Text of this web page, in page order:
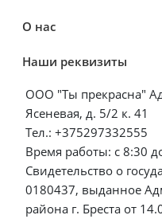
О нас
Наши реквизиты
ООО "Ты прекрасна"
Ясеневая, д. 5/2 к. 41
Тел.: +375297332555
Время работы: с 8:30
Свидетельство о
0180437, выданное
района г. Бреста от